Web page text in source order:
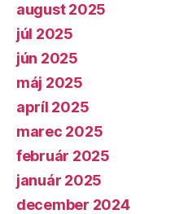
august 2025
júl 2025
jún 2025
máj 2025
apríl 2025
marec 2025
február 2025
január 2025
december 2024